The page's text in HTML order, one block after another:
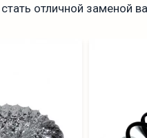
отличной заменой